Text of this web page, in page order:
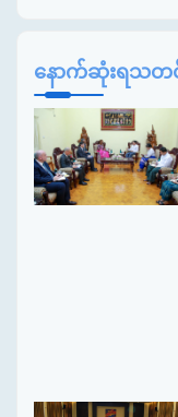
နောက်ဆုံးရသတင်